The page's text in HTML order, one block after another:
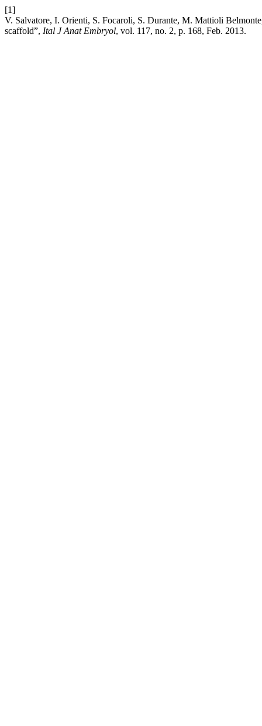
[1]
V. Salvatore, I. Orienti, S. Focaroli, S. Durante, M. Mattioli
scaffold”, Ital J Anat Embryol, vol. 117, no. 2, p. 168, Feb. 2013.